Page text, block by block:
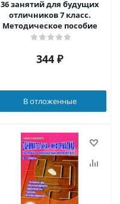
36 занятий для будущих
отличников 7 класс.
Методическое пособие
344 ₽
В отложенные